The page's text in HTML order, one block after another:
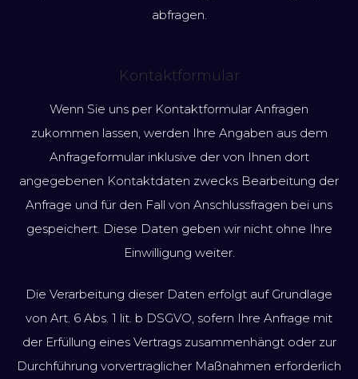
abfragen.
Kontaktformular
Wenn Sie uns per Kontaktformular Anfragen
zukommen lassen, werden Ihre Angaben aus dem
Anfrageformular inklusive der von Ihnen dort
angegebenen Kontaktdaten zwecks Bearbeitung der
Anfrage und für den Fall von Anschlussfragen bei uns
gespeichert. Diese Daten geben wir nicht ohne Ihre
Einwilligung weiter.
Die Verarbeitung dieser Daten erfolgt auf Grundlage
von Art. 6 Abs. 1 lit. b DSGVO, sofern Ihre Anfrage mit
der Erfüllung eines Vertrags zusammenhängt oder zur
Durchführung vorvertraglicher Maßnahmen erforderlich